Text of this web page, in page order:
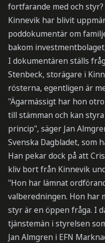
fortfarande med och styr?
Kinnevik har blivit
poddokumentär om
bakom
I dokumentären ställs
Stenbeck, storägare i
rösterna, egentligen är
"Ägarmässigt har hon
till stämman och kan
princip", säger Jan
Svenska Dagbladet, som
Han pekar dock på att
kliv bort från Kinnevik
"Hon har lämnat
valberedningen. Hon har
styr är en öppen fråga. I
tjänstemän i styrelsen
Jan Almgren i EFN